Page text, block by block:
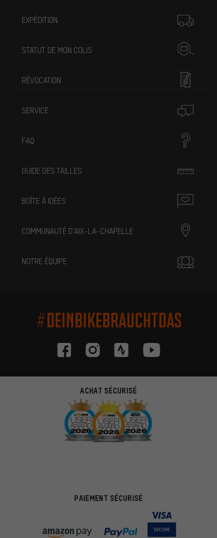
EXPÉDITION
STATUT DE MON COLIS
RÉVOCATION
SERVICE
FAQ
GUIDE DES TAILLES
BOÎTE À IDÉES
COMMUNAUTÉ D'AIX-LA-CHAPELLE
NOTRE ÉQUIPE
#DEINBIKEBRAUCHTDAS
ACHAT SÉCURISÉ
PAIEMENT SÉCURISÉ